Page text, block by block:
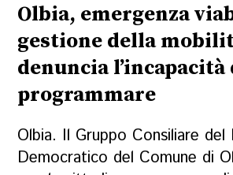
Olbia, emergenza
gestione della
denuncia l’incapacità
programmare
Olbia. Il Gruppo Consiliare
Democratico del Comune di